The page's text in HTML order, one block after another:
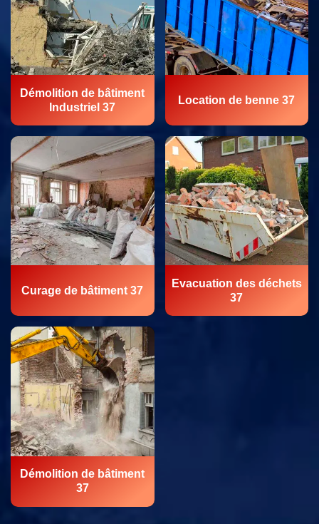
Démolition de bâtiment
Industriel 37
Location de benne 37
Curage de bâtiment 37
Evacuation des déchets
37
Démolition de bâtiment
37